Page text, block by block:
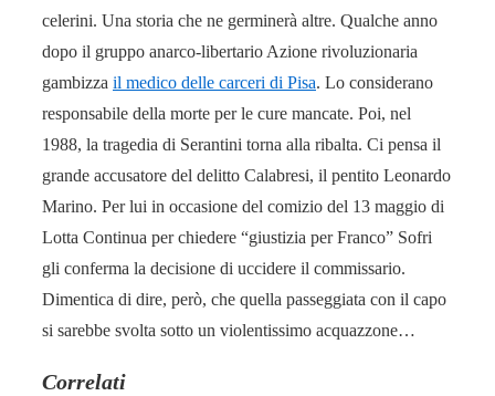
celerini. Una storia che ne germinerà altre. Qualche anno
dopo il gruppo anarco-libertario Azione rivoluzionaria
gambizza il medico delle carceri di Pisa. Lo considerano
responsabile della morte per le cure mancate. Poi, nel
1988, la tragedia di Serantini torna alla ribalta. Ci pensa il
grande accusatore del delitto Calabresi, il pentito Leonardo
Marino. Per lui in occasione del comizio del 13 maggio di
Lotta Continua per chiedere “giustizia per Franco” Sofri
gli conferma la decisione di uccidere il commissario.
Dimentica di dire, però, che quella passeggiata con il capo
si sarebbe svolta sotto un violentissimo acquazzone…
Correlati